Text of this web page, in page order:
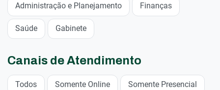
Administração e Planejamento Finanças
Saúde Gabinete
Canais de Atendimento
Todos Somente Online Somente Presencial